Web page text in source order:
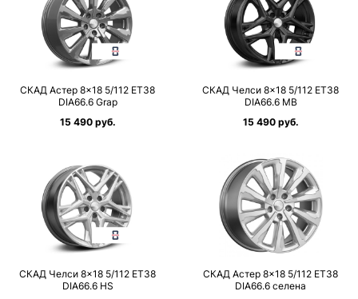
СКАД Астер 8×18 5/112 ET38
DIA66.6 Grap
15 490 руб.
СКАД Челси 8×18 5/112 ET38
DIA66.6 MB
15 490 руб.
СКАД Челси 8×18 5/112 ET38
DIA66.6 HS
СКАД Астер 8×18 5/112 ET38
DIA66.6 селена